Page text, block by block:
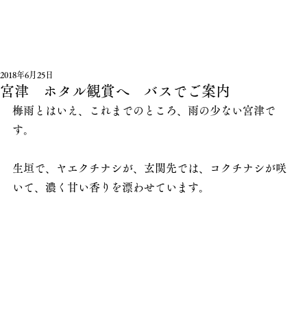
宮津 ホタル観賞へ バスでご案内
2018年6月25日
梅雨とはいえ、これまでのところ、雨の少ない宮津で
す。
生垣で、ヤエクチナシが、玄関先では、コクチナシが咲
いて、濃く甘い香りを漂わせています。